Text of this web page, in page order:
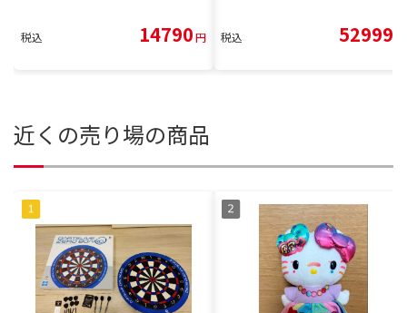
税込 14790円 税込 52999
近くの売り場の商品